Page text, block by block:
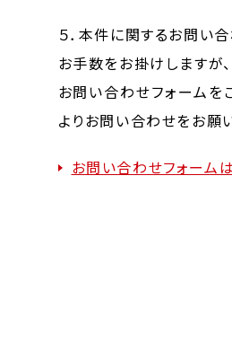
５．本件に関するお問い
お手数をお掛けしますが
お問い合わせフォームを
よりお問い合わせをお願
お問い合わせフォーム